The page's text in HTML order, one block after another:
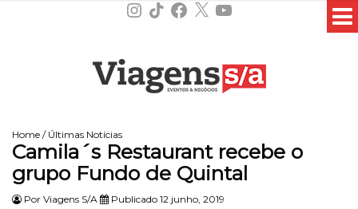
Instagram
TikTokFacebook
X YouTube
Home / Últimas Notícias
Camila´s Restaurant recebe o
grupo Fundo de Quintal
Por Viagens S/A Publicado 12 junho, 2019